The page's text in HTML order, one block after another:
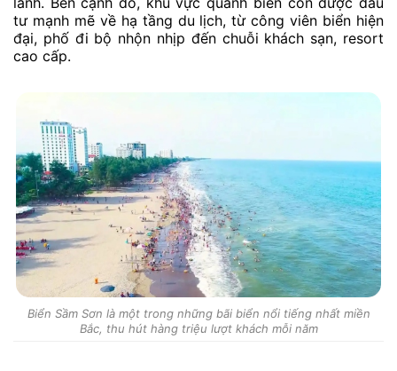
tư mạnh mẽ về hạ tầng du lịch, từ công viên biển hiện
đại, phố đi bộ nhộn nhịp đến chuỗi khách sạn, resort
cao cấp.
Biển Sầm Sơn là một trong những bãi biển nổi tiếng nhất miền
Bắc, thu hút hàng triệu lượt khách mỗi năm